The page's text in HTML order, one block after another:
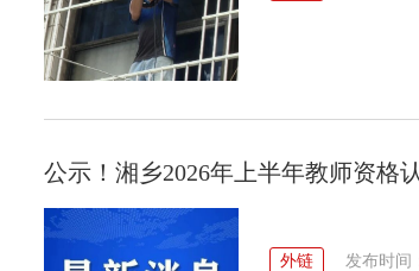
公示！湘乡2026年上半年教师资格
外链 发布时间